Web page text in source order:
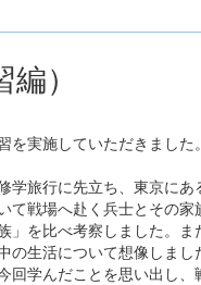
）
実施していただきました。
旅行に先立ち、東京に
戦場へ赴く兵士とその
を比べ考察しました。ま
生活について想像しまし
学んだことを思い出し